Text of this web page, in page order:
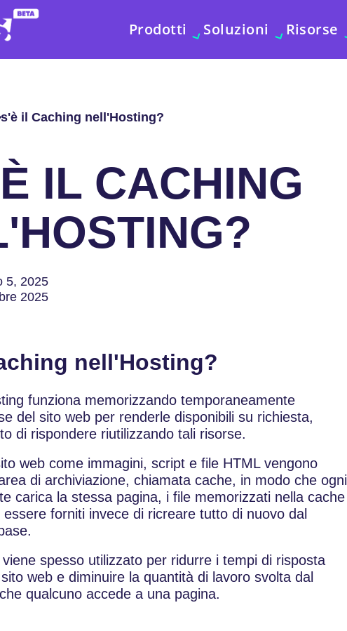
Prodotti Soluzioni Risorse
il Caching nell'Hosting?
IL CACHING
5, 2025
2025
nell'Hosting?
funziona memorizzando temporaneamente
del sito web per renderle disponibili su richiesta,
di rispondere riutilizzando tali risorse.
web come immagini, script e file HTML vengono
di archiviazione, chiamata cache, in modo che ogni
carica la stessa pagina, i file memorizzati nella cache
forniti invece di ricreare tutto di nuovo dal
spesso utilizzato per ridurre i tempi di risposta
web e diminuire la quantità di lavoro svolta dal
qualcuno accede a una pagina.